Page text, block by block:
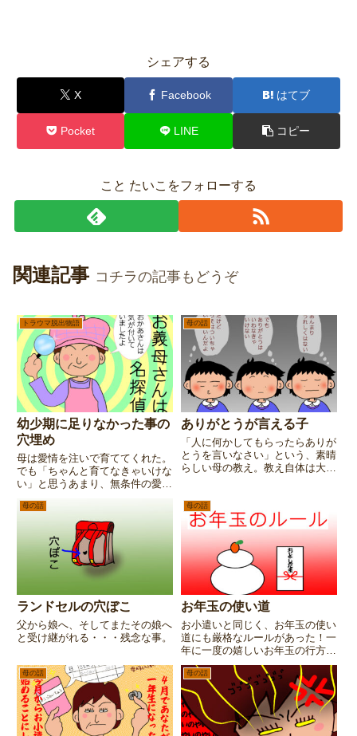
シェアする
X Facebook はてブ
Pocket LINE コピー
こと たいこをフォローする
関連記事 コチラの記事もどうぞ
トラウマ脱出物語
幼少期に足りなかった事の
穴埋め
母は愛情を注いで育ててくれた。
でも「ちゃんと育てなきゃいけな
い」と思うあまり、無条件の愛情
には価値が無い、ちゃんとしてい
ないと愛されない。そんな寂しさ
と不安を持った私に、信頼という
事を教えてくれたのは・・・。
母の話
ありがとうが言える子
「人に何かしてもらったらありが
とうを言いなさい」という、素晴
らしい母の教え。教え自体は大切
の爪痕を残した、母と私のエピソ
ード。
母の話
ランドセルの穴ぼこ
父から娘へ、そしてまたその娘へ
と受け継がれる・・・残念な事。
母の話
お年玉の使い道
お小遣いと同じく、お年玉の使い
道にも厳格なルールがあった！一
年に一度の嬉しいお年玉の行方は
いかに？
母の話 母の話